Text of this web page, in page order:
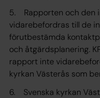
5. Rapporten och den
vidarebefordras till de
förutbestämda
och åtgärdsplanering.
rapport inte
kyrkan Västerås som
6. Svenska kyrkan